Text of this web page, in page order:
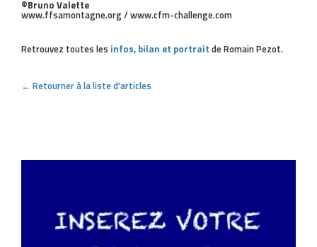
©Bruno Valette
www.ffsamontagne.org / www.cfm-challenge.com
Retrouvez toutes les infos, bilan et portrait de Romain Pezot.
← Retourner à la liste d'articles